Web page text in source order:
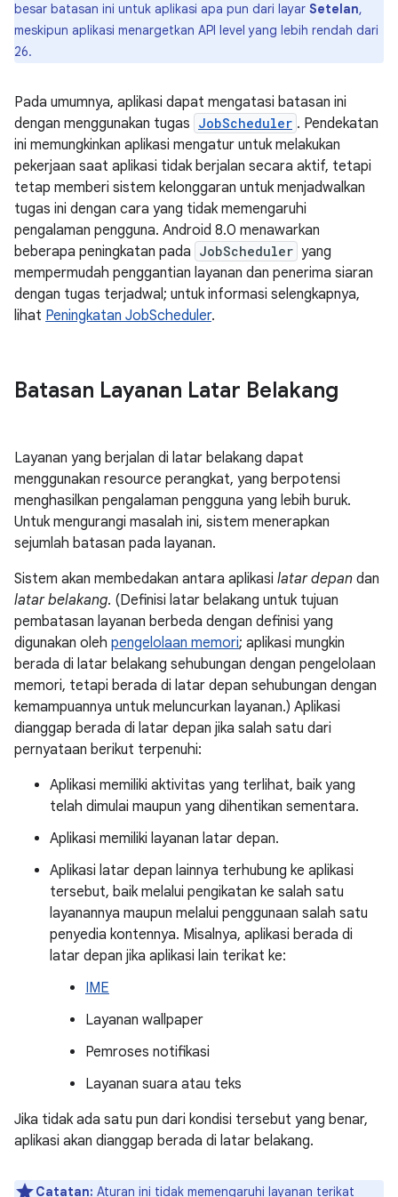
besar batasan ini untuk aplikasi apa pun dari layar Setelan,
meskipun aplikasi menargetkan API level yang lebih rendah dari
26.
Pada umumnya, aplikasi dapat mengatasi batasan ini
dengan menggunakan tugas JobScheduler . Pendekatan
ini memungkinkan aplikasi mengatur untuk melakukan
pekerjaan saat aplikasi tidak berjalan secara aktif, tetapi
tetap memberi sistem kelonggaran untuk menjadwalkan
tugas ini dengan cara yang tidak memengaruhi
pengalaman pengguna. Android 8.0 menawarkan
beberapa peningkatan pada JobScheduler yang
mempermudah penggantian layanan dan penerima siaran
dengan tugas terjadwal; untuk informasi selengkapnya,
lihat Peningkatan JobScheduler.
Batasan Layanan Latar Belakang
Layanan yang berjalan di latar belakang dapat
menggunakan resource perangkat, yang berpotensi
menghasilkan pengalaman pengguna yang lebih buruk.
Untuk mengurangi masalah ini, sistem menerapkan
sejumlah batasan pada layanan.
Sistem akan membedakan antara aplikasi latar depan dan
latar belakang. (Definisi latar belakang untuk tujuan
pembatasan layanan berbeda dengan definisi yang
digunakan oleh pengelolaan memori; aplikasi mungkin
berada di latar belakang sehubungan dengan pengelolaan
memori, tetapi berada di latar depan sehubungan dengan
kemampuannya untuk meluncurkan layanan.) Aplikasi
dianggap berada di latar depan jika salah satu dari
pernyataan berikut terpenuhi:
Aplikasi memiliki aktivitas yang terlihat, baik yang
telah dimulai maupun yang dihentikan sementara.
Aplikasi memiliki layanan latar depan.
Aplikasi latar depan lainnya terhubung ke aplikasi
tersebut, baik melalui pengikatan ke salah satu
layanannya maupun melalui penggunaan salah satu
penyedia kontennya. Misalnya, aplikasi berada di
latar depan jika aplikasi lain terikat ke:
IME
Layanan wallpaper
Pemroses notifikasi
Layanan suara atau teks
Jika tidak ada satu pun dari kondisi tersebut yang benar,
aplikasi akan dianggap berada di latar belakang.
Catatan: Aturan ini tidak memengaruhi layanan terikat